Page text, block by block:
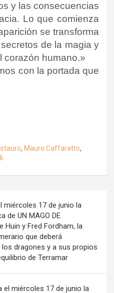
y las consecuencias
Lo que comienza
se transforma
de la magia y
corazón humano.»
con la portada que
, Mauro Caffaratto,
miércoles 17 de junio la
de UN MAGO DE
Huin y Fred Fordham, la
que deberá
dragones y a sus propios
de Terramar
el miércoles 17 de junio la